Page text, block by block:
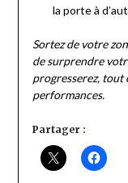
la porte à
Sortez de votre
de surprendre
progresserez, tout
performances.
Partager :